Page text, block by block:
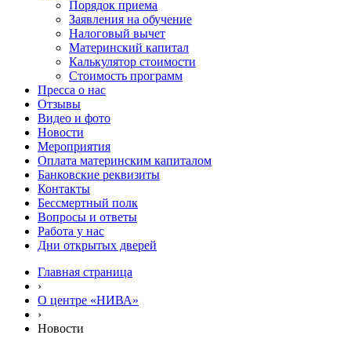
Порядок приема
Заявления на обучение
Налоговый вычет
Материнский капитал
Калькулятор стоимости
Стоимость программ
Пресса о нас
Отзывы
Видео и фото
Новости
Мероприятия
Оплата материнским капиталом
Банковские реквизиты
Контакты
Бессмертный полк
Вопросы и ответы
Работа у нас
Дни открытых дверей
Главная страница
›
О центре «НИВА»
›
Новости